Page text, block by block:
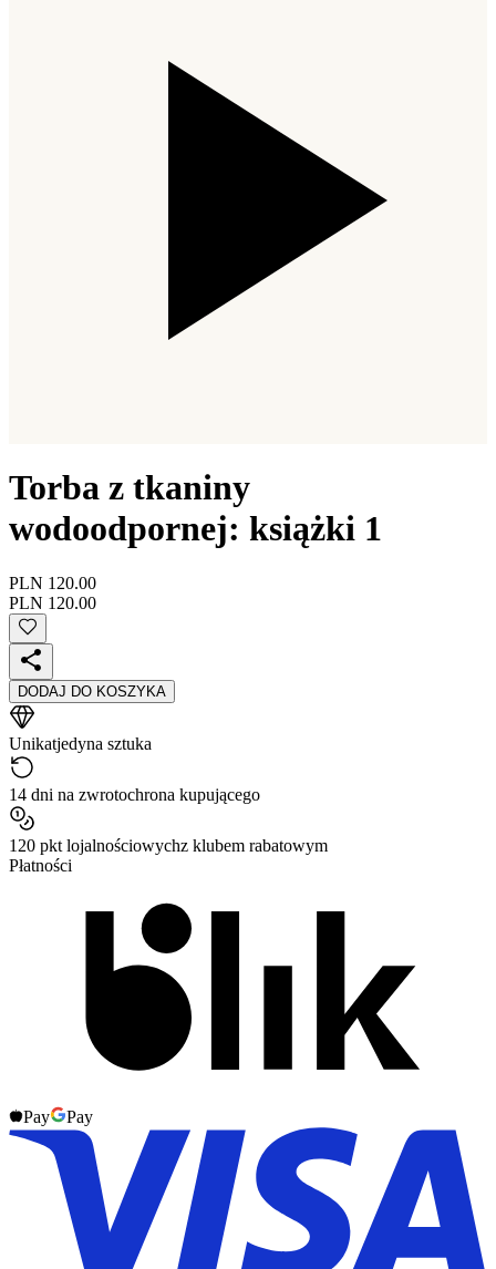
Torba z tkaniny
wodoodpornej: książki 1
PLN 120.00
PLN 120.00
DODAJ DO KOSZYKA
Unikatjedyna sztuka
14 dni na zwrotochrona kupującego
120 pkt lojalnościowychz klubem rabatowym
Płatności
Pay Pay